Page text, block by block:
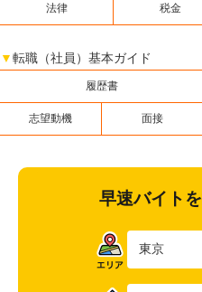
法律 税金
▼転職（社員）基本ガイド
履歴書
志望動機 面接
早速バイト